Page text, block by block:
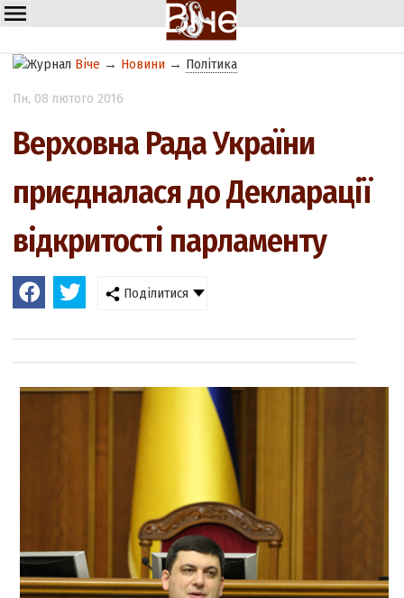
Віче → Новини → Політика
Пн, 08 лютого 2016
Верховна Рада України
приєдналася до Декларації
відкритості парламенту
Поділитися